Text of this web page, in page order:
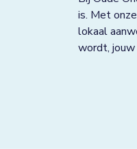
Grave
is. Met
lokaal
wordt,